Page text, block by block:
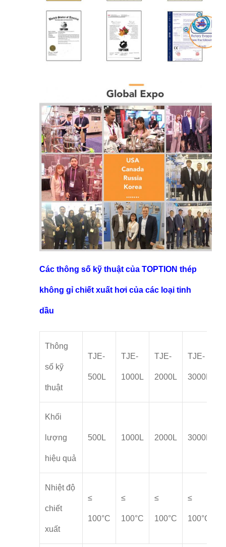
Các thông số kỹ thuật của TOPTION thép
không gỉ chiết xuất hơi của các loại tinh
dầu
Thông
số kỹ
thuật
TJE-
500L
TJE-
1000L
TJE-
2000L
TJE-
3000L
Khối
lượng
hiệu quả
500L 1000L 2000L 3000L
Nhiệt độ
chiết
xuất
≤
100°C
≤
100°C
≤
100°C
≤
100°C